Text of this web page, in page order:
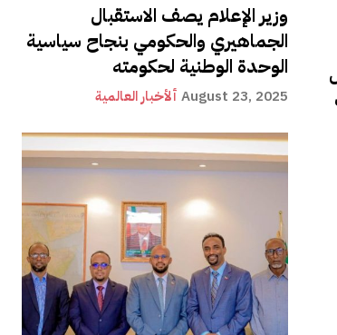
وزير الإعلام يصف الاستقبال
الجماهيري والحكومي بنجاح سياسية
الوحدة الوطنية لحكومته
ألأخبار العالمية August 23, 2025